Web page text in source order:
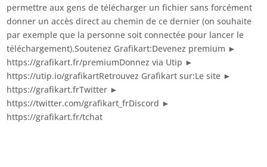
permettre aux gens de télécharger un fichier sans forcément
donner un accès direct au chemin de ce dernier (on souhaite
par exemple que la personne soit connectée pour lancer le
téléchargement).Soutenez Grafikart:Devenez premium ►
https://grafikart.fr/premiumDonnez via Utip ►
https://utip.io/grafikartRetrouvez Grafikart sur:Le site ►
https://grafikart.frTwitter ►
https://twitter.com/grafikart_frDiscord ►
https://grafikart.fr/tchat